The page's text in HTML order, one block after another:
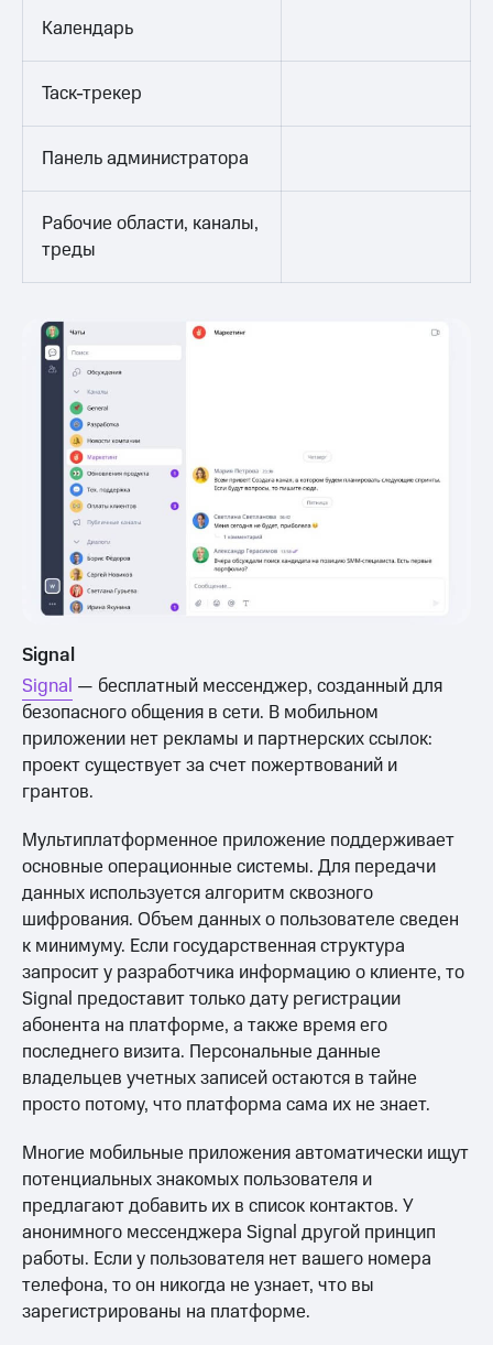
Календарь
Таск-трекер
Панель администратора
Рабочие области, каналы,
треды
Signal
Signal — бесплатный мессенджер, созданный для
безопасного общения в сети. В мобильном
приложении нет рекламы и партнерских ссылок:
проект существует за счет пожертвований и
грантов.
Мультиплатформенное приложение поддерживает
основные операционные системы. Для передачи
данных используется алгоритм сквозного
шифрования. Объем данных о пользователе сведен
к минимуму. Если государственная структура
запросит у разработчика информацию о клиенте, то
Signal предоставит только дату регистрации
абонента на платформе, а также время его
последнего визита. Персональные данные
владельцев учетных записей остаются в тайне
просто потому, что платформа сама их не знает.
Многие мобильные приложения автоматически ищут
потенциальных знакомых пользователя и
предлагают добавить их в список контактов. У
анонимного мессенджера Signal другой принцип
работы. Если у пользователя нет вашего номера
телефона, то он никогда не узнает, что вы
зарегистрированы на платформе.